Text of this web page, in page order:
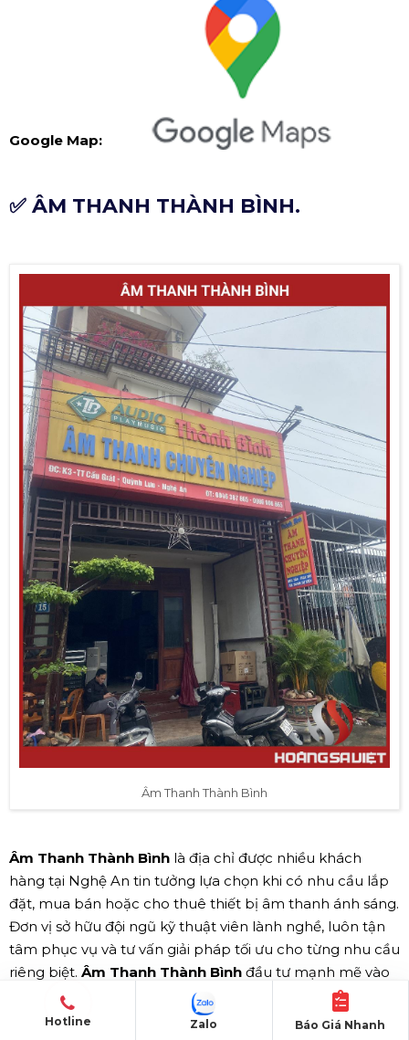
Google Map:
✅ ÂM THANH THÀNH BÌNH.
Âm Thanh Thành Bình
Âm Thanh Thành Bình là địa chỉ được nhiều khách
hàng tại Nghệ An tin tưởng lựa chọn khi có nhu cầu lắp
đặt, mua bán hoặc cho thuê thiết bị âm thanh ánh sáng.
Đơn vị sở hữu đội ngũ kỹ thuật viên lành nghề, luôn tận
tâm phục vụ và tư vấn giải pháp tối ưu cho từng nhu cầu
riêng biệt. Âm Thanh Thành Bình đầu tư mạnh mẽ vào
hệ thống thiết bị hiện đại, đảm bảo mang lại chất lượng
âm thanh trong trẻo, ánh sáng rực rỡ, phù hợp cho mọi
Hotline Báo Giá Nhanh
Zalo